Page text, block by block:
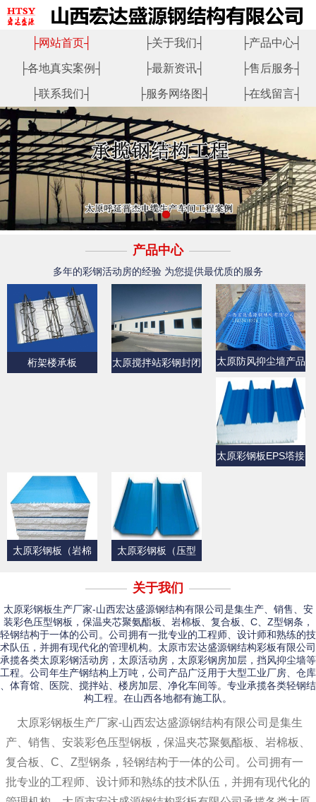
├网站首页┤ ├关于我们┤ ├产品中心┤
├各地真实案例┤ ├最新资讯┤ ├售后服务┤
├联系我们┤ ├服务网络图┤ ├在线留言┤
产品中心
多年的彩钢活动房的经验 为您提供最优质的服务
桁架楼承板
太原搅拌站彩钢封闭
太原防风抑尘墙产品
展示
太原彩钢板EPS塔接
太原彩钢板（岩棉
太原彩钢板（压型
关于我们
太原彩钢板生产厂家-山西宏达盛源钢结构有限公司是集生产、销售、安
装彩色压型钢板，保温夹芯聚氨酯板、岩棉板、复合板、C、Z型钢条，
轻钢结构于一体的公司。公司拥有一批专业的工程师、设计师和熟练的技
术队伍，并拥有现代化的管理机构。太原市宏达盛源钢结构彩板有限公司
承揽各类太原彩钢活动房，太原活动房，太原彩钢房加层，挡风抑尘墙等
工程。公司年生产钢结构上万吨，公司产品广泛用于大型工业厂房、仓库
、体育馆、医院、搅拌站、楼房加层、净化车间等。专业承揽各类轻钢结
构工程。在山西各地都有施工队。
太原彩钢板生产厂家-山西宏达盛源钢结构有限公司是集生
产、销售、安装彩色压型钢板，保温夹芯聚氨酯板、岩棉板、
复合板、C、Z型钢条，轻钢结构于一体的公司。公司拥有一
批专业的工程师、设计师和熟练的技术队伍，并拥有现代化的